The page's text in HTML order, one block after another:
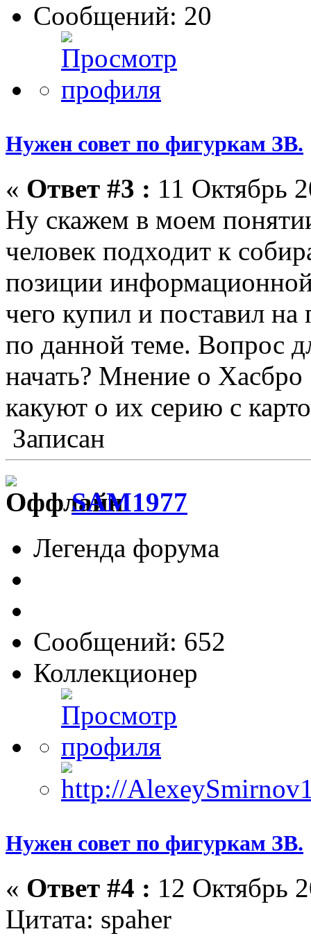
Сообщений: 20
Нужен совет по фигуркам ЗВ.
« Ответ #3 : 11 Октябрь
Ну скажем в моем
человек подходит к
позиции
чего купил и поставил
по данной теме. Вопрос
начать? Мнение о Хасбро
какуют о их серию с
Записан
SAM1977
Легенда форума
Сообщений: 652
Коллекционер
Нужен совет по фигуркам ЗВ.
« Ответ #4 : 12 Октябрь
Цитата: spaher